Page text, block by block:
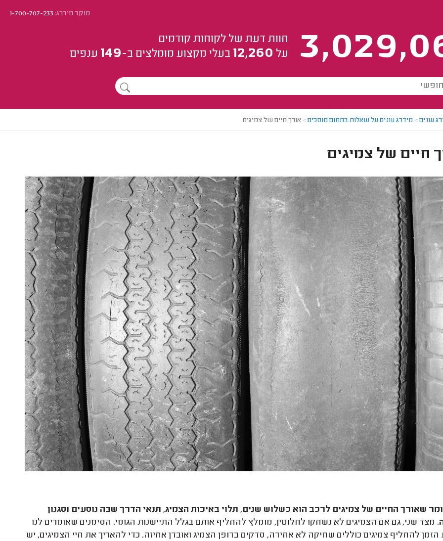
מוקד מידרג:1-700-707-233
חוות דעת של לקוחות קודמים
על 12,260 בעלי מקצוע מומלצים ב-149 ענפים
עונים> מידרג עונים על שאלות בתחום מוסכים> אורך חיים של צמיגים
חיים של צמיגים
שאורך החיים של צמיגים לרכב הוא כשלוש שנים, תלוי באיכות הצמיג, תנאי הדרך שבה נוסעים וסגנון
. מצד שני, גם אם הצמיגים לא נשחקו לחלוטין, מומלץ להחליף אותם בגלל התיישנות הגומי. הסימנים שאומרים לנו
להחליף צמיגים כוללים שחיקה לא אחידה, סדקים בדופן הצמיג ואובדן אחיזה. כדי להאריך את חיי הצמיגים, יש